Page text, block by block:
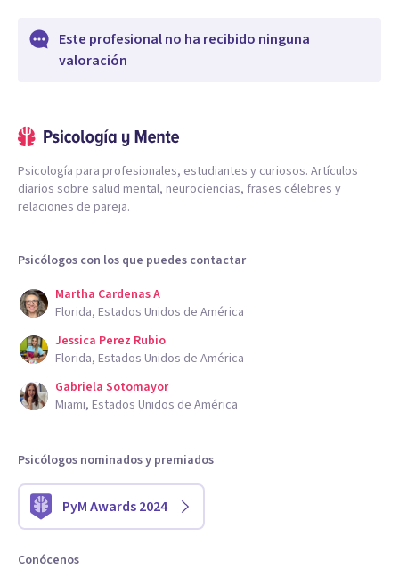
Este profesional no ha recibido ninguna
valoración
Psicología para profesionales, estudiantes y curiosos. Artículos
diarios sobre salud mental, neurociencias, frases célebres y
relaciones de pareja.
Psicólogos con los que puedes contactar
Martha Cardenas A
Florida, Estados Unidos de América
Jessica Perez Rubio
Florida, Estados Unidos de América
Gabriela Sotomayor
Miami, Estados Unidos de América
Psicólogos nominados y premiados
PyM Awards 2024
Conócenos